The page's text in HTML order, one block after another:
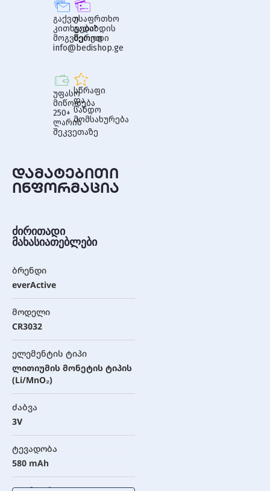
გაქვთ
კითხვები?
მოგვწერეთ
info@bedishop.ge
უსაფრთხო
გადახდის
მეთოდი
უფასო
მიწოდება
250+
ლარის
შეკვეთაზე
სწრაფი
და
სანდო
მომსახურება
დამატებითი
ინფორმაცია
ძირითადი
მახასიათებლები
ბრენდი
everActive
მოდელი
CR3032
ელემენტის ტიპი
ლითიუმის მონეტის ტიპის
(Li/MnO₂)
ძაბვა
3V
ტევადობა
580 mAh